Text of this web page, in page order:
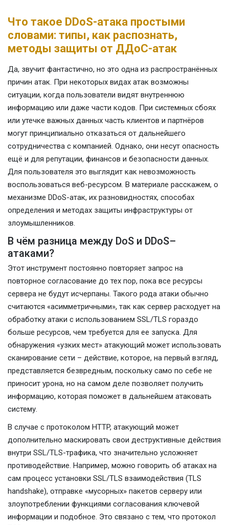
Что такое DDoS-атака простыми
словами: типы, как распознать,
методы защиты от ДДоС-атак
Да, звучит фантастично, но это одна из распространённых
причин атак. При некоторых видах атак возможны
ситуации, когда пользователи видят внутреннюю
информацию или даже части кодов. При системных сбоях
или утечке важных данных часть клиентов и партнёров
могут принципиально отказаться от дальнейшего
сотрудничества с компанией. Однако, они несут опасность
ещё и для репутации, финансов и безопасности данных.
Для пользователя это выглядит как невозможность
воспользоваться веб-ресурсом. В материале расскажем, о
механизме DDoS-атак, их разновидностях, способах
определения и методах защиты инфраструктуры от
злоумышленников.
В чём разница между DoS и DDoS–
атаками?
Этот инструмент постоянно повторяет запрос на
повторное согласование до тех пор, пока все ресурсы
сервера не будут исчерпаны. Такого рода атаки обычно
считаются «асимметричными», так как сервер расходует на
обработку атаки с использованием SSL/TLS гораздо
больше ресурсов, чем требуется для ее запуска. Для
обнаружения «узких мест» атакующий может использовать
сканирование сети – действие, которое, на первый взгляд,
представляется безвредным, поскольку само по себе не
приносит урона, но на самом деле позволяет получить
информацию, которая поможет в дальнейшем атаковать
систему.
В случае c протоколом HTTP, атакующий может
дополнительно маскировать свои деструктивные действия
внутри SSL/TLS-трафика, что значительно усложняет
противодействие. Например, можно говорить об атаках на
сам процесс установки SSL/TLS взаимодействия (TLS
handshake), отправке «мусорных» пакетов серверу или
злоупотреблении функциями согласования ключевой
информации и подобное. Это связано с тем, что протокол